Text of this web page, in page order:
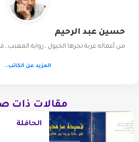
حسين عبد الرحيم
من أعماله عربة تجرها الخيول ـ رواية المغيب
المزيد عن الكاتب..
مقالات ذات
الحافلة